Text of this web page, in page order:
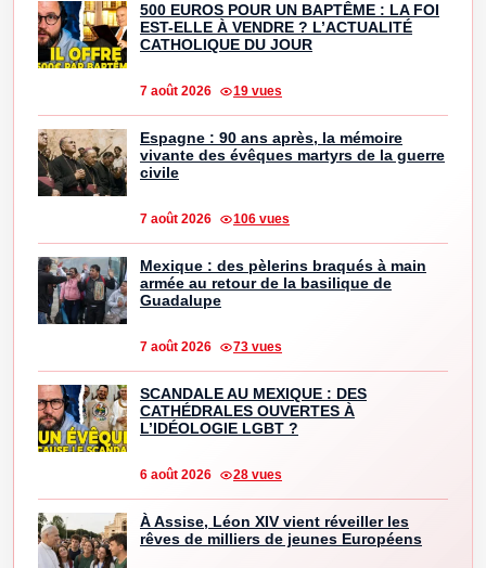
500 EUROS POUR UN BAPTÊME : LA FOI
EST-ELLE À VENDRE ? L’ACTUALITÉ
CATHOLIQUE DU JOUR
7 août 2026 19 vues
Espagne : 90 ans après, la mémoire
vivante des évêques martyrs de la guerre
civile
7 août 2026 106 vues
Mexique : des pèlerins braqués à main
armée au retour de la basilique de
Guadalupe
7 août 2026 73 vues
SCANDALE AU MEXIQUE : DES
CATHÉDRALES OUVERTES À
L’IDÉOLOGIE LGBT ?
6 août 2026 28 vues
À Assise, Léon XIV vient réveiller les
rêves de milliers de jeunes Européens